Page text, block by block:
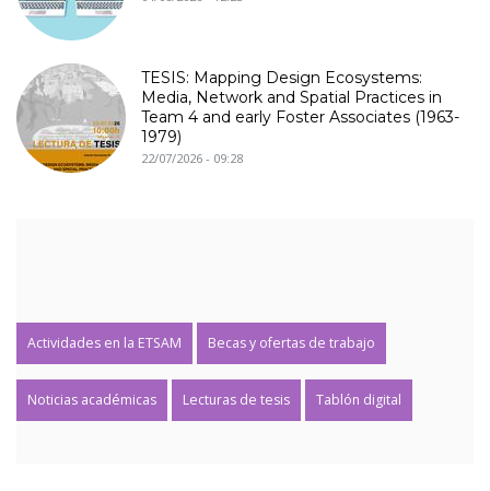
TESIS: Mapping Design Ecosystems:
Media, Network and Spatial Practices in
Team 4 and early Foster Associates (1963-
1979)
22/07/2026 - 09:28
Actividades en la ETSAM Becas y ofertas de trabajo
Noticias académicas Lecturas de tesis Tablón digital